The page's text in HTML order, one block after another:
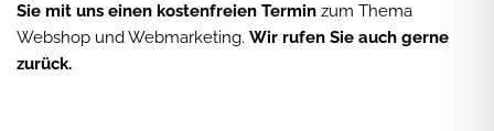
Sie mit uns einen kostenfreien Termin zum Thema
Webshop und Webmarketing. Wir rufen Sie auch gerne
zurück.